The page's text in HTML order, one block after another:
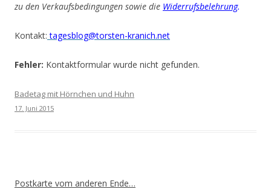
zu den Verkaufsbedingungen sowie die Widerrufsbelehrung.
Kontakt: tagesblog@torsten-kranich.net
Fehler: Kontaktformular wurde nicht gefunden.
Badetag mit Hörnchen und Huhn
17. Juni 2015
Postkarte vom anderen Ende…